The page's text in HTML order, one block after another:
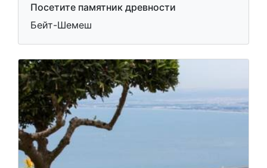
Посетите памятник древности
Бейт-Шемеш